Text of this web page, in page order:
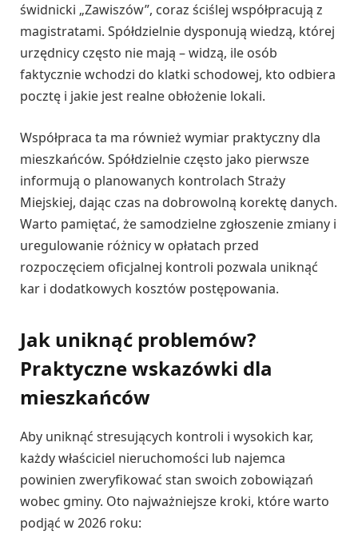
świdnicki „Zawiszów”, coraz ściślej współpracują z
magistratami. Spółdzielnie dysponują wiedzą, której
urzędnicy często nie mają – widzą, ile osób
faktycznie wchodzi do klatki schodowej, kto odbiera
pocztę i jakie jest realne obłożenie lokali.
Współpraca ta ma również wymiar praktyczny dla
mieszkańców. Spółdzielnie często jako pierwsze
informują o planowanych kontrolach Straży
Miejskiej, dając czas na dobrowolną korektę danych.
Warto pamiętać, że samodzielne zgłoszenie zmiany i
uregulowanie różnicy w opłatach przed
rozpoczęciem oficjalnej kontroli pozwala uniknąć
kar i dodatkowych kosztów postępowania.
Jak uniknąć problemów?
Praktyczne wskazówki dla
mieszkańców
Aby uniknąć stresujących kontroli i wysokich kar,
każdy właściciel nieruchomości lub najemca
powinien zweryfikować stan swoich zobowiązań
wobec gminy. Oto najważniejsze kroki, które warto
podjąć w 2026 roku: